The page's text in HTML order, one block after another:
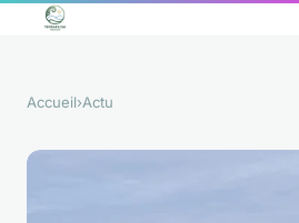
Accueil›Actu